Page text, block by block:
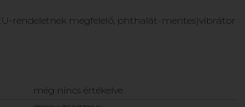
rendeletnek megfelelő, phthalát-mentes)vibrátor
még nincs értékelve